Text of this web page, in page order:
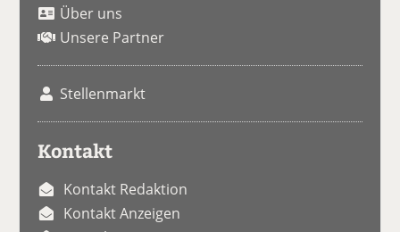
Über uns
Unsere Partner
Stellenmarkt
Kontakt
Kontakt Redaktion
Kontakt Anzeigen